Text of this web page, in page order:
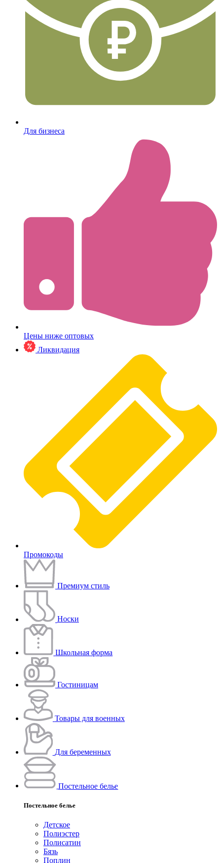
Для бизнеса
Цены ниже оптовых
Ликвидация
Промокоды
Премиум стиль
Носки
Школьная форма
Гостиницам
Товары для военных
Для беременных
Постельное белье
Постельное белье
Детское
Полиэстeр
Полисатин
Бязь
Поплин